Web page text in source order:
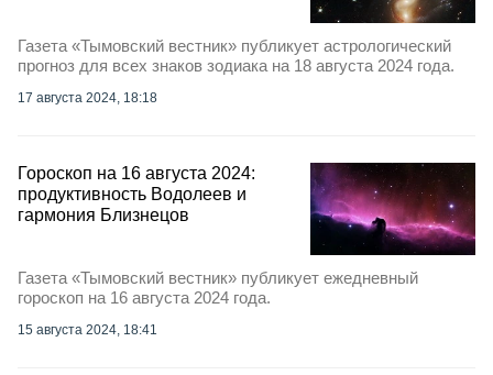
Газета «Тымовский вестник» публикует астрологический
прогноз для всех знаков зодиака на 18 августа 2024 года.
17 августа 2024, 18:18
Гороскоп на 16 августа 2024:
продуктивность Водолеев и
гармония Близнецов
Газета «Тымовский вестник» публикует ежедневный
гороскоп на 16 августа 2024 года.
15 августа 2024, 18:41